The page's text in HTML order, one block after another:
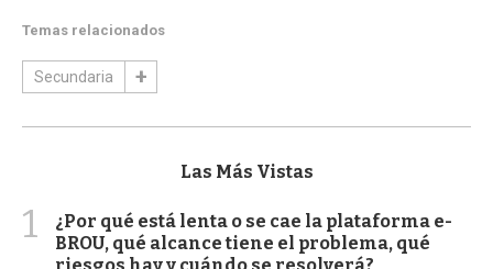
Temas relacionados
Secundaria
Las Más Vistas
1
¿Por qué está lenta o se cae la plataforma e-
BROU, qué alcance tiene el problema, qué